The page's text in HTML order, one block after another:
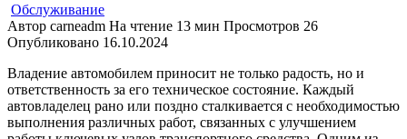
Обслуживание
Автор carneadm На чтение 13 мин Просмотров 26
Опубликовано 16.10.2024
Владение автомобилем приносит не только радость, но и
ответственность за его техническое состояние. Каждый
автовладелец рано или поздно сталкивается с необходимостью
выполнения различных работ, связанных с улучшением